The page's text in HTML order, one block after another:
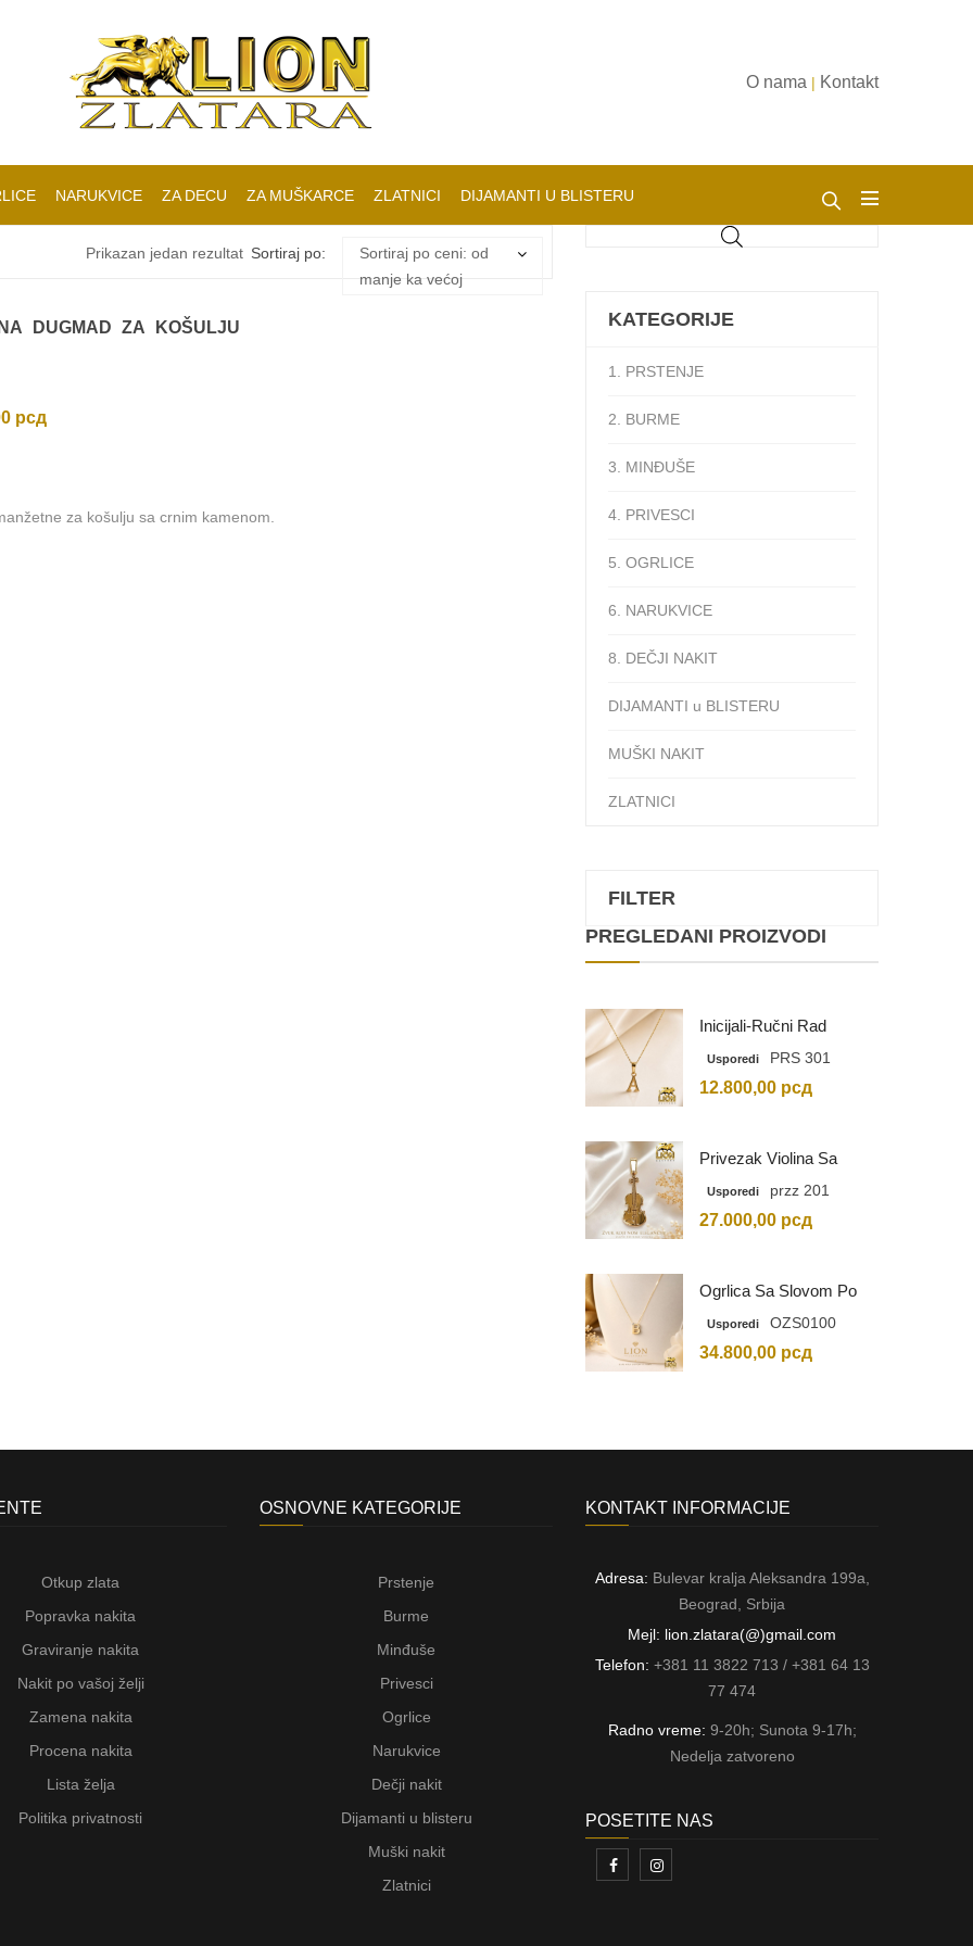
O nama | Kontakt
NARUKVICE ZA DECU ZA MUŠKARCE ZLATNICI DIJAMANTI U BLISTERU
Prikazan jedan rezultat Sortiraj po:
Sortiraj po ceni: od
manje ka većoj
DUGMAD ZA KOŠULJU
рсд
za košulju sa crnim kamenom.
KATEGORIJE
1. PRSTENJE
2. BURME
3. MINĐUŠE
4. PRIVESCI
5. OGRLICE
6. NARUKVICE
8. DEČJI NAKIT
DIJAMANTI u BLISTERU
MUŠKI NAKIT
ZLATNICI
FILTER
PREGLEDANI PROIZVODI
Inicijali-Ručni Rad
Usporedi PRS 301
12.800,00 рсд
Privezak Violina Sa
Graviranim Inicijalima
Usporedi przz 201
27.000,00 рсд
Ogrlica Sa Slovom Po
Vašem Izboru
Usporedi OZS0100
34.800,00 рсд
Otkup zlata
Popravka nakita
Graviranje nakita
Nakit po vašoj želji
Zamena nakita
Procena nakita
Lista želja
Politika privatnosti
OSNOVNE KATEGORIJE
Prstenje
Burme
Minđuše
Privesci
Ogrlice
Narukvice
Dečji nakit
Dijamanti u blisteru
Muški nakit
Zlatnici
KONTAKT INFORMACIJE
Adresa: Bulevar kralja Aleksandra 199a,
Beograd, Srbija
Mejl: lion.zlatara(@)gmail.com
Telefon: +381 11 3822 713 / +381 64 13
77 474
Radno vreme: 9-20h; Sunota 9-17h;
Nedelja zatvoreno
POSETITE NAS